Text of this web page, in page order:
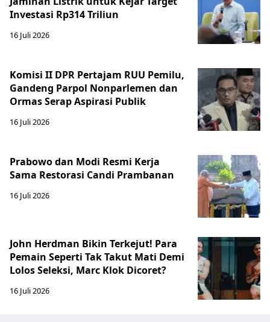
Investasi Rp314 Triliun
16 Juli 2026
Komisi II DPR Pertajam RUU Pemilu,
Gandeng Parpol Nonparlemen dan
Ormas Serap Aspirasi Publik
16 Juli 2026
Prabowo dan Modi Resmi Kerja
Sama Restorasi Candi Prambanan
16 Juli 2026
John Herdman Bikin Terkejut! Para
Pemain Seperti Tak Takut Mati Demi
Lolos Seleksi, Marc Klok Dicoret?
16 Juli 2026